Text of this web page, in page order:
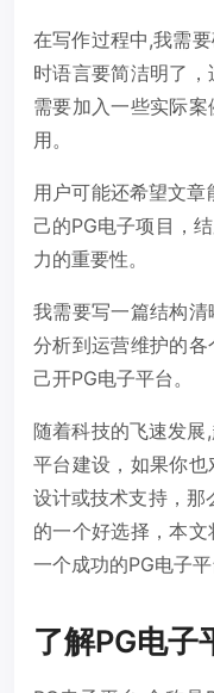
在写作过程中,我需
时语言要简洁明了
需要加入一些实际
用。
用户可能还希望文章
己的PG电子项目，
力的重要性。
我需要写一篇结构
分析到运营维护的
己开PG电子平台。
随着科技的飞速发
平台建设，如果你
设计或技术支持，那
的一个好选择，本
一个成功的PG电子平
了解PG电子